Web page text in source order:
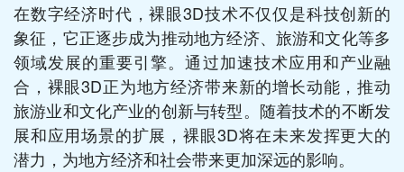
在数字经济时代，裸眼3D技术不仅仅是科技创新的
象征，它正逐步成为推动地方经济、旅游和文化等多
领域发展的重要引擎。通过加速技术应用和产业融
合，裸眼3D正为地方经济带来新的增长动能，推动
旅游业和文化产业的创新与转型。随着技术的不断发
展和应用场景的扩展，裸眼3D将在未来发挥更大的
潜力，为地方经济和社会带来更加深远的影响。